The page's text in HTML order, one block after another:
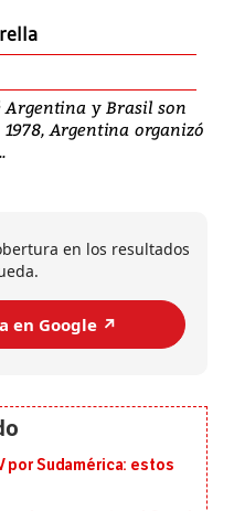
Argentina y Brasil son
Argentina organizó
en los resultados
en Google ↗️
por Sudamérica: estos